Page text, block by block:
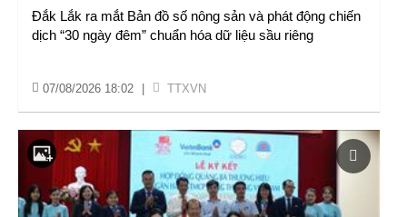
Đắk Lắk ra mắt Bản đồ số nông sản và phát động chiến
dịch “30 ngày đêm” chuẩn hóa dữ liệu sầu riêng
07/08/2026 18:02 TTXVN